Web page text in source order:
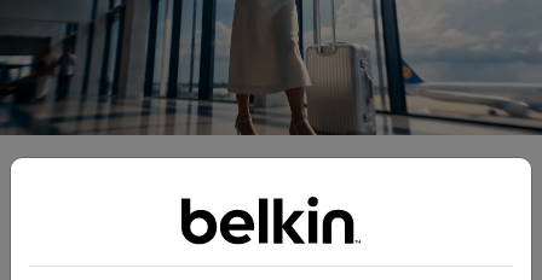
Une performance optimale et
compacte